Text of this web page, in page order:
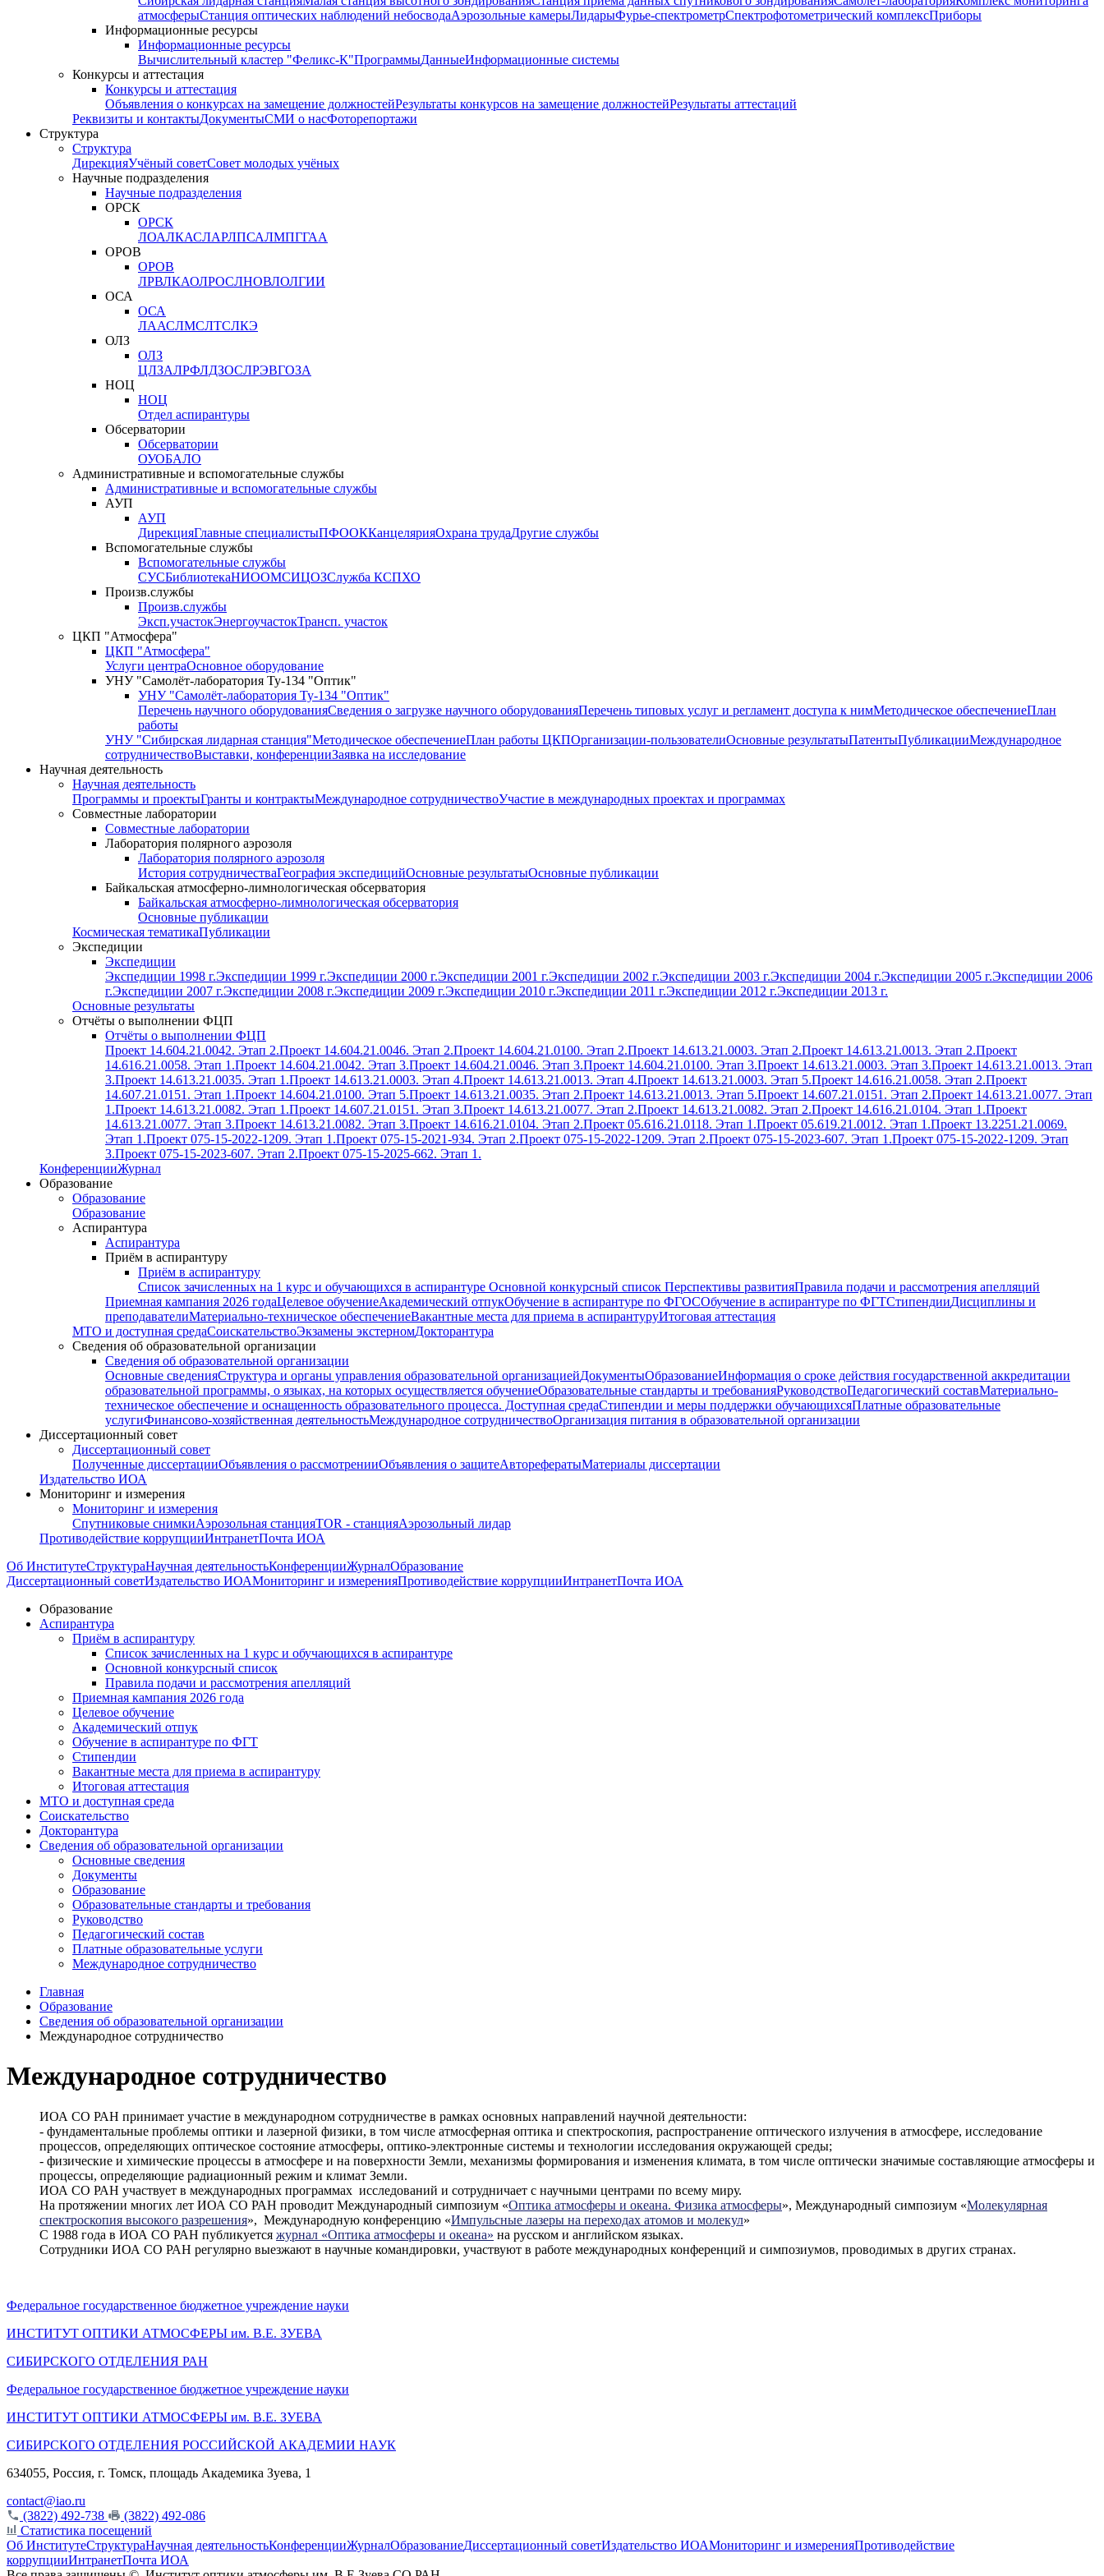
атмосферыСтанция оптических наблюдений небосводаАэрозольные камерыЛидарыФурье-спектрометрСпектрофотометрический комплексПриборы
Информационные ресурсы
Информационные ресурсы
Вычислительный кластер "Феликс-К"ПрограммыДанныеИнформационные системы
Конкурсы и аттестация
Конкурсы и аттестация
Объявления о конкурсах на замещение должностейРезультаты конкурсов на замещение должностейРезультаты аттестаций
Реквизиты и контактыДокументыСМИ о насФоторепортажи
Структура
Структура
ДирекцияУчёный советСовет молодых учёных
Научные подразделения
Научные подразделения
ОРСК
ОРСК
ЛОАЛКАСЛАРЛПСАЛМПГГАА
ОРОВ
ОРОВ
ЛРВЛКАОЛРОСЛНОВЛОЛГИИ
ОСА
ОСА
ЛААСЛМСЛТСЛКЭ
ОЛЗ
ОЛЗ
ЦЛЗАЛРФЛДЗОСЛРЭВГОЗА
НОЦ
НОЦ
Отдел аспирантуры
Обсерватории
Обсерватории
ОУОБАЛО
Административные и вспомогательные службы
Административные и вспомогательные службы
АУП
АУП
ДирекцияГлавные специалистыПФООККанцелярияОхрана трудаДругие службы
Вспомогательные службы
Вспомогательные службы
СУСБиблиотекаНИООМСИЦОЗСлужба КСПХО
Произв.службы
Произв.службы
Эксп.участокЭнергоучастокТрансп. участок
ЦКП "Атмосфера"
ЦКП "Атмосфера"
Услуги центраОсновное оборудование
УНУ "Самолёт-лаборатория Ту-134 "Оптик"
УНУ "Самолёт-лаборатория Ту-134 "Оптик"
Перечень научного оборудованияСведения о загрузке научного оборудованияПеречень типовых услуг и регламент доступа к нимМетодическое обеспечениеПлан
работы
УНУ "Сибирская лидарная станция"Методическое обеспечениеПлан работы ЦКПОрганизации-пользователиОсновные результатыПатентыПубликацииМеждународное
сотрудничествоВыставки, конференцииЗаявка на исследование
Научная деятельность
Научная деятельность
Программы и проектыГранты и контрактыМеждународное сотрудничествоУчастие в международных проектах и программах
Совместные лаборатории
Совместные лаборатории
Лаборатория полярного аэрозоля
Лаборатория полярного аэрозоля
История сотрудничестваГеография экспедицийОсновные результатыОсновные публикации
Байкальская атмосферно-лимнологическая обсерватория
Байкальская атмосферно-лимнологическая обсерватория
Основные публикации
Космическая тематикаПубликации
Экспедиции
Экспедиции
Экспедиции 1998 г.Экспедиции 1999 г.Экспедиции 2000 г.Экспедиции 2001 г.Экспедиции 2002 г.Экспедиции 2003 г.Экспедиции 2004 г.Экспедиции 2005 г.Экспедиции 2006
г.Экспедиции 2007 г.Экспедиции 2008 г.Экспедиции 2009 г.Экспедиции 2010 г.Экспедиции 2011 г.Экспедиции 2012 г.Экспедиции 2013 г.
Основные результаты
Отчёты о выполнении ФЦП
Отчёты о выполнении ФЦП
Проект 14.604.21.0042. Этап 2.Проект 14.604.21.0046. Этап 2.Проект 14.604.21.0100. Этап 2.Проект 14.613.21.0003. Этап 2.Проект 14.613.21.0013. Этап 2.Проект
14.616.21.0058. Этап 1.Проект 14.604.21.0042. Этап 3.Проект 14.604.21.0046. Этап 3.Проект 14.604.21.0100. Этап 3.Проект 14.613.21.0003. Этап 3.Проект 14.613.21.0013. Этап
3.Проект 14.613.21.0035. Этап 1.Проект 14.613.21.0003. Этап 4.Проект 14.613.21.0013. Этап 4.Проект 14.613.21.0003. Этап 5.Проект 14.616.21.0058. Этап 2.Проект
14.607.21.0151. Этап 1.Проект 14.604.21.0100. Этап 5.Проект 14.613.21.0035. Этап 2.Проект 14.613.21.0013. Этап 5.Проект 14.607.21.0151. Этап 2.Проект 14.613.21.0077. Этап
1.Проект 14.613.21.0082. Этап 1.Проект 14.607.21.0151. Этап 3.Проект 14.613.21.0077. Этап 2.Проект 14.613.21.0082. Этап 2.Проект 14.616.21.0104. Этап 1.Проект
14.613.21.0077. Этап 3.Проект 14.613.21.0082. Этап 3.Проект 14.616.21.0104. Этап 2.Проект 05.616.21.0118. Этап 1.Проект 05.619.21.0012. Этап 1.Проект 13.2251.21.0069.
Этап 1.Проект 075-15-2022-1209. Этап 1.Проект 075-15-2021-934. Этап 2.Проект 075-15-2022-1209. Этап 2.Проект 075-15-2023-607. Этап 1.Проект 075-15-2022-1209. Этап
3.Проект 075-15-2023-607. Этап 2.Проект 075-15-2025-662. Этап 1.
КонференцииЖурнал
Образование
Образование
Образование
Аспирантура
Аспирантура
Приём в аспирантуру
Приём в аспирантуру
Список зачисленных на 1 курс и обучающихся в аспирантуре Основной конкурсный список Перспективы развитияПравила подачи и рассмотрения апелляций
Приемная кампания 2026 годаЦелевое обучениеАкадемический отпукОбучение в аспирантуре по ФГОСОбучение в аспирантуре по ФГТСтипендииДисциплины и
преподавателиМатериально-техническое обеспечениеВакантные места для приема в аспирантуруИтоговая аттестация
МТО и доступная средаСоискательствоЭкзамены экстерномДокторантура
Сведения об образовательной организации
Сведения об образовательной организации
Основные сведенияСтруктура и органы управления образовательной организациейДокументыОбразованиеИнформация о сроке действия государственной аккредитации
образовательной программы, о языках, на которых осуществляется обучениеОбразовательные стандарты и требованияРуководствоПедагогический составМатериально-
техническое обеспечение и оснащенность образовательного процесса. Доступная средаСтипендии и меры поддержки обучающихсяПлатные образовательные
услугиФинансово-хозяйственная деятельностьМеждународное сотрудничествоОрганизация питания в образовательной организации
Диссертационный совет
Диссертационный совет
Полученные диссертацииОбъявления о рассмотренииОбъявления о защитеАвторефератыМатериалы диссертации
Издательство ИОА
Мониторинг и измерения
Мониторинг и измерения
Спутниковые снимкиАэрозольная станцияTOR - станцияАэрозольный лидар
Противодействие коррупцииИнтранетПочта ИОА
Об ИнститутеСтруктураНаучная деятельностьКонференцииЖурналОбразование
Диссертационный советИздательство ИОАМониторинг и измеренияПротиводействие коррупцииИнтранетПочта ИОА
Образование
Аспирантура
Приём в аспирантуру
Список зачисленных на 1 курс и обучающихся в аспирантуре
Основной конкурсный список
Правила подачи и рассмотрения апелляций
Приемная кампания 2026 года
Целевое обучение
Академический отпук
Обучение в аспирантуре по ФГТ
Стипендии
Вакантные места для приема в аспирантуру
Итоговая аттестация
МТО и доступная среда
Соискательство
Докторантура
Сведения об образовательной организации
Основные сведения
Документы
Образование
Образовательные стандарты и требования
Руководство
Педагогический состав
Платные образовательные услуги
Международное сотрудничество
Главная
Образование
Сведения об образовательной организации
Международное сотрудничество
Международное сотрудничество
ИОА СО РАН принимает участие в международном сотрудничестве в рамках основных направлений научной деятельности:
- фундаментальные проблемы оптики и лазерной физики, в том числе атмосферная оптика и спектроскопия, распространение оптического излучения в атмосфере, исследование
процессов, определяющих оптическое состояние атмосферы, оптико-электронные системы и технологии исследования окружающей среды;
- физические и химические процессы в атмосфере и на поверхности Земли, механизмы формирования и изменения климата, в том числе оптически значимые составляющие атмосферы и
процессы, определяющие радиационный режим и климат Земли.
ИОА СО РАН участвует в международных программах исследований и сотрудничает с научными центрами по всему миру.
На протяжении многих лет ИОА СО РАН проводит Международный симпозиум «Оптика атмосферы и океана. Физика атмосферы», Международный симпозиум «Молекулярная
спектроскопия высокого разрешения», Международную конференцию «Импульсные лазеры на переходах атомов и молекул»
С 1988 года в ИОА СО РАН публикуется журнал «Оптика атмосферы и океана» на русском и английском языках.
Сотрудники ИОА СО РАН регулярно выезжают в научные командировки, участвуют в работе международных конференций и симпозиумов, проводимых в других странах.
Федеральное государственное бюджетное учреждение науки
ИНСТИТУТ ОПТИКИ АТМОСФЕРЫ им. В.Е. ЗУЕВА
СИБИРСКОГО ОТДЕЛЕНИЯ РАН
Федеральное государственное бюджетное учреждение науки
ИНСТИТУТ ОПТИКИ АТМОСФЕРЫ им. В.Е. ЗУЕВА
СИБИРСКОГО ОТДЕЛЕНИЯ РОССИЙСКОЙ АКАДЕМИИ НАУК
634055, Россия, г. Томск, площадь Академика Зуева, 1
contact@iao.ru
(3822) 492-738
(3822) 492-086
Статистика посещений
Об ИнститутеСтруктураНаучная деятельностьКонференцииЖурналОбразованиеДиссертационный советИздательство ИОАМониторинг и измеренияПротиводействие
коррупцииИнтранетПочта ИОА